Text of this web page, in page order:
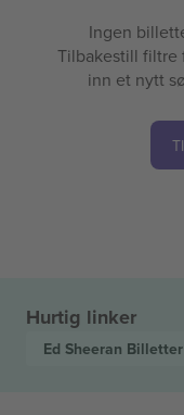
Ingen
Tilbakestill filtre
inn et nytt
Hurtig linker
Ed Sheeran Billetter